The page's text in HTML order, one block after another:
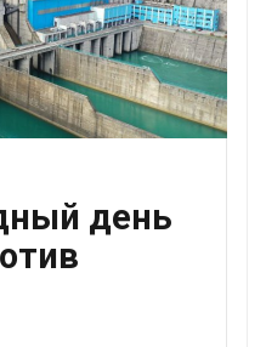
день